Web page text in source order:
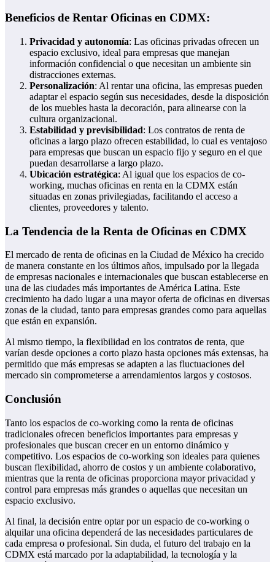
Beneficios de Rentar Oficinas en CDMX:
Privacidad y autonomía: Las oficinas privadas ofrecen un
espacio exclusivo, ideal para empresas que manejan
información confidencial o que necesitan un ambiente sin
distracciones externas.
Personalización: Al rentar una oficina, las empresas pueden
adaptar el espacio según sus necesidades, desde la disposición
de los muebles hasta la decoración, para alinearse con la
cultura organizacional.
Estabilidad y previsibilidad: Los contratos de renta de
oficinas a largo plazo ofrecen estabilidad, lo cual es ventajoso
para empresas que buscan un espacio fijo y seguro en el que
puedan desarrollarse a largo plazo.
Ubicación estratégica: Al igual que los espacios de co-
working, muchas oficinas en renta en la CDMX están
situadas en zonas privilegiadas, facilitando el acceso a
clientes, proveedores y talento.
La Tendencia de la Renta de Oficinas en CDMX
El mercado de renta de oficinas en la Ciudad de México ha crecido
de manera constante en los últimos años, impulsado por la llegada
de empresas nacionales e internacionales que buscan establecerse en
una de las ciudades más importantes de América Latina. Este
crecimiento ha dado lugar a una mayor oferta de oficinas en diversas
zonas de la ciudad, tanto para empresas grandes como para aquellas
que están en expansión.
Al mismo tiempo, la flexibilidad en los contratos de renta, que
varían desde opciones a corto plazo hasta opciones más extensas, ha
permitido que más empresas se adapten a las fluctuaciones del
mercado sin comprometerse a arrendamientos largos y costosos.
Conclusión
Tanto los espacios de co-working como la renta de oficinas
tradicionales ofrecen beneficios importantes para empresas y
profesionales que buscan crecer en un entorno dinámico y
competitivo. Los espacios de co-working son ideales para quienes
buscan flexibilidad, ahorro de costos y un ambiente colaborativo,
mientras que la renta de oficinas proporciona mayor privacidad y
control para empresas más grandes o aquellas que necesitan un
espacio exclusivo.
Al final, la decisión entre optar por un espacio de co-working o
alquilar una oficina dependerá de las necesidades particulares de
cada empresa o profesional. Sin duda, el futuro del trabajo en la
CDMX está marcado por la adaptabilidad, la tecnología y la